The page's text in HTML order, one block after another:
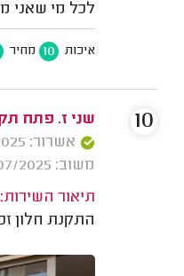
לכל מי שאני
איכות 10 מחיר
שני ז. פתח
אשרור: 19/10/2025
משוב: 20/07/2025
תיאור השירות:
התקנת חלון
10